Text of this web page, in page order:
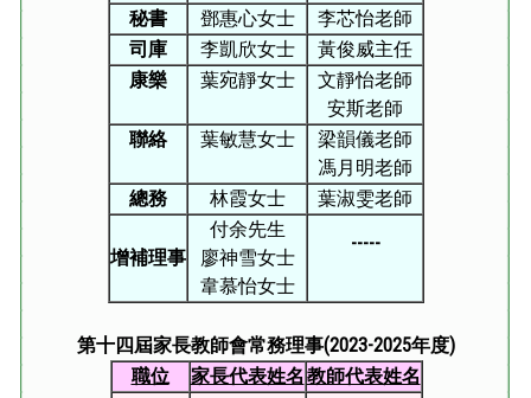
秘書
鄧惠心女士
李芯怡老師
司庫
李凱欣女士
黃俊威主任
康樂
葉宛靜女士
文靜怡老師
安斯老師
聯絡
葉敏慧女士
梁韻儀老師
馮月明老師
總務
林霞女士 葉淑雯老師
增補理事
付余先生
廖神雪女士
韋慕怡女士
-----
第十四屆家長教師會常務理事(2023-2025年度)
職位
家長代表姓名 教師代表姓名